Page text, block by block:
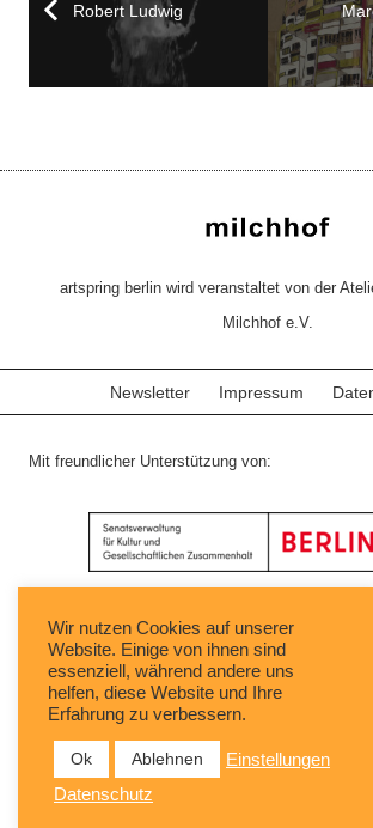
Robert Ludwig
artspring berlin wird veranstaltet von der
Milchhof e.V.
Newsletter Impressum
Mit freundlicher Unterstützung von:
Wir nutzen Cookies auf unserer
Website. Einige von ihnen sind
essenziell, während andere uns
helfen, diese Website und Ihre
Erfahrung zu verbessern.
Ok Ablehnen
Einstellungen
Datenschutz